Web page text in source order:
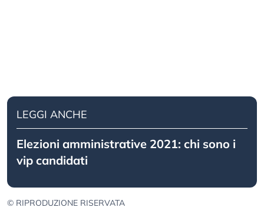
LEGGI ANCHE
Elezioni amministrative 2021: chi sono i
vip candidati
© RIPRODUZIONE RISERVATA